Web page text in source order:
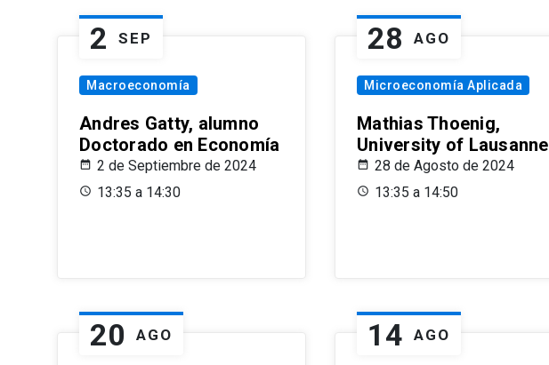
2 SEP
Macroeconomía
Andres Gatty, alumno
Doctorado en Economía
2 de Septiembre de 2024
13:35 a 14:30
28 AGO
Microeconomía Aplicada
Mathias Thoenig,
University of Lausanne
28 de Agosto de 2024
13:35 a 14:50
20 AGO 14 AGO